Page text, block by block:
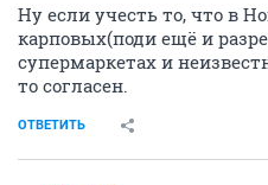
Ну если учесть то, что в
карповых(поди ещё и
супермаркетах и
то согласен.
ОТВЕТИТЬ